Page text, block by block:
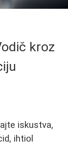
kroz
iskustva,
ihtiol